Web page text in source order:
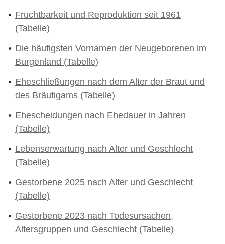
Fruchtbarkeit und Reproduktion seit 1961
(Tabelle)
Die häufigsten Vornamen der Neugeborenen im
Burgenland (Tabelle)
Eheschließungen nach dem Alter der Braut und
des Bräutigams (Tabelle)
Ehescheidungen nach Ehedauer in Jahren
(Tabelle)
Lebenserwartung nach Alter und Geschlecht
(Tabelle)
Gestorbene 2025 nach Alter und Geschlecht
(Tabelle)
Gestorbene 2023 nach Todesursachen,
Altersgruppen und Geschlecht (Tabelle)